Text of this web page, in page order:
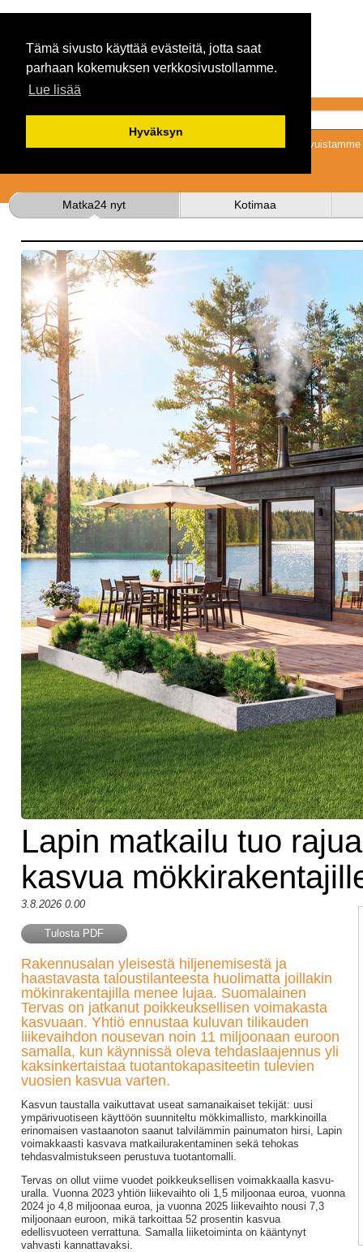
Tämä sivusto käyttää evästeitä, jotta saat
parhaan kokemuksen verkkosivustollamme.
Lue lisää
Hyväksyn
Tykkäämällä
Matka24 nyt Kotimaa
Lapin matkailu tuo rajua
kasvua
3.8.2026 0.00
Tulosta PDF
Rakennusalan yleisestä hiljenemisestä ja
haastavasta taloustilanteesta huolimatta joillakin
mökinrakentajilla menee lujaa. Suomalainen
Tervas on jatkanut poikkeuksellisen voimakasta
kasvuaan. Yhtiö ennustaa kuluvan tilikauden
liikevaihdon nousevan noin 11 miljoonaan euroon
samalla, kun käynnissä oleva tehdaslaajennus yli
kaksinkertaistaa tuotantokapasiteetin tulevien
vuosien kasvua varten.
Kasvun taustalla vaikuttavat useat samanaikaiset tekijät: uusi
ympärivuotiseen käyttöön suunniteltu mökkimallisto, markkinoilla
erinomaisen vastaanoton saanut talvilämmin painumaton hirsi, Lapin
voimakkaasti kasvava matkailurakentaminen sekä tehokas
tehdasvalmistukseen perustuva tuotantomalli.
Tervas on ollut viime vuodet poikkeuksellisen voimakkaalla kasvu-
uralla. Vuonna 2023 yhtiön liikevaihto oli 1,5 miljoonaa euroa, vuonna
2024 jo 4,8 miljoonaa euroa, ja vuonna 2025 liikevaihto nousi 7,3
miljoonaan euroon, mikä tarkoittaa 52 prosentin kasvua
edellisvuoteen verrattuna. Samalla liiketoiminta on kääntynyt
vahvasti kannattavaksi.